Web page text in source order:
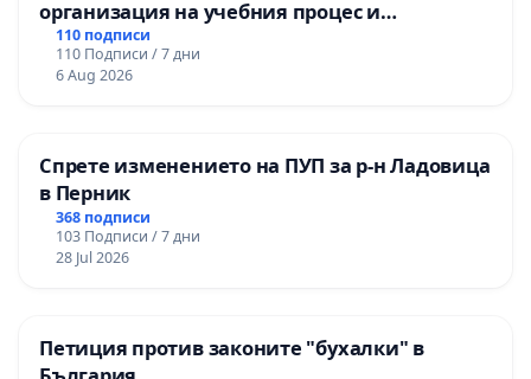
организация на учебния процес и
гарантиране на правото на равнопоставено
и качествено образование на учениците от
ОУ „Княз Александър I“ и Хуманитарна
110 подписи
110 Подписи / 7 дни
6 Aug 2026
Спрете изменението на ПУП за р-н Ладовица
в Перник
368 подписи
103 Подписи / 7 дни
28 Jul 2026
Петиция против законите "бухалки" в